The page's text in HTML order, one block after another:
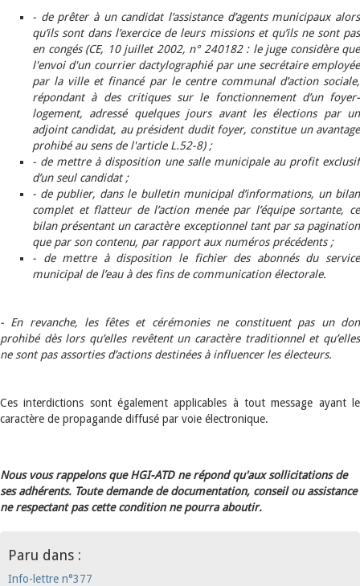
- de prêter à un candidat l’assistance d’agents municipaux alors
qu’ils sont dans l’exercice de leurs missions et qu’ils ne sont pas
en congés (CE, 10 juillet 2002, n° 240182 : le juge considère que
l'envoi d'un courrier dactylographié par une secrétaire employée
par la ville et financé par le centre communal d’action sociale,
répondant à des critiques sur le fonctionnement d’un foyer-
logement, adressé quelques jours avant les élections par un
adjoint candidat, au président dudit foyer, constitue un avantage
prohibé au sens de l'article L.52-8) ;
- de mettre à disposition une salle municipale au profit exclusif
d’un seul candidat ;
- de publier, dans le bulletin municipal d’informations, un bilan
complet et flatteur de l’action menée par l’équipe sortante, ce
bilan présentant un caractère exceptionnel tant par sa pagination
que par son contenu, par rapport aux numéros précédents ;
- de mettre à disposition le fichier des abonnés du service
municipal de l’eau à des fins de communication électorale.
- En revanche, les fêtes et cérémonies ne constituent pas un don
prohibé dès lors qu’elles revêtent un caractère traditionnel et qu’elles
ne sont pas assorties d’actions destinées à influencer les électeurs.
Ces interdictions sont également applicables à tout message ayant le
caractère de propagande diffusé par voie électronique.
Nous vous rappelons que HGI-ATD ne répond qu'aux sollicitations de
ses adhérents. Toute demande de documentation, conseil ou assistance
ne respectant pas cette condition ne pourra aboutir.
Paru dans :
Info-lettre n°377